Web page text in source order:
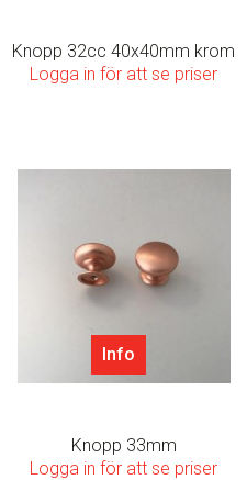
Knopp 32cc 40x40mm krom
Logga in för att se priser
Info
Knopp 33mm
Logga in för att se priser